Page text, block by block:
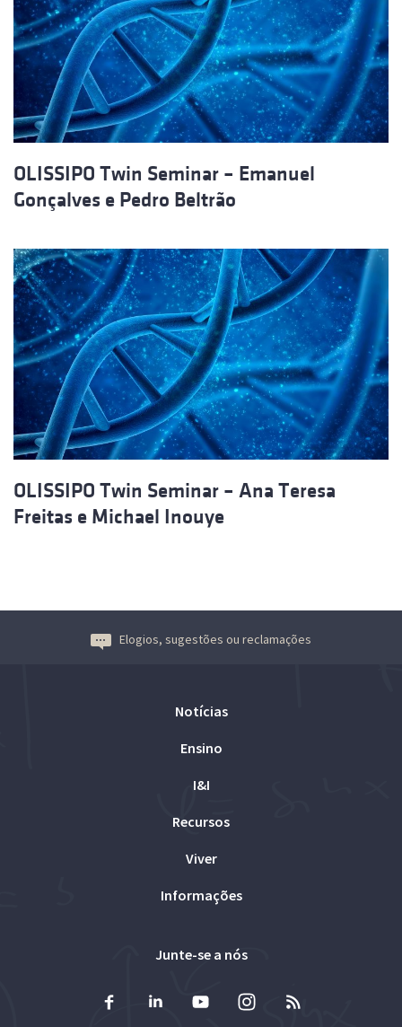
OLISSIPO Twin Seminar – Emanuel
Gonçalves e Pedro Beltrão
OLISSIPO Twin Seminar – Ana Teresa
Freitas e Michael Inouye
Elogios, sugestões ou reclamações
Notícias
Ensino
I&I
Recursos
Viver
Informações
Junte-se a nós